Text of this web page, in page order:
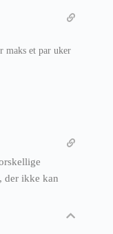
maks et par uker
der ikke kan